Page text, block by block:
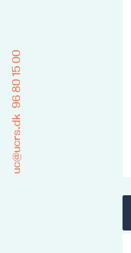
uc@ucrs.dk
96 80 15 00